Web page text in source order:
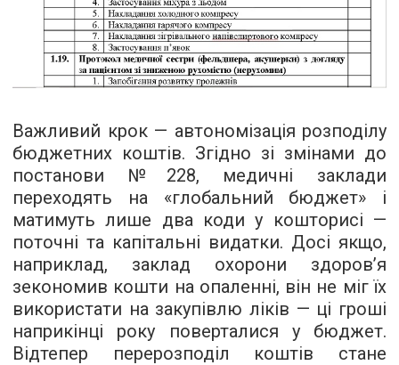
Важливий крок — автономізація розподілу
бюджетних коштів. Згідно зі змінами до
постанови №228, медичні заклади
переходять на «глобальний бюджет» і
матимуть лише два коди у кошторисі —
поточні та капітальні видатки. Досі якщо,
наприклад, заклад охорони здоров’я
зекономив кошти на опаленні, він не міг їх
використати на закупівлю ліків — ці гроші
наприкінці року поверталися у бюджет.
Відтепер перерозподіл коштів стане